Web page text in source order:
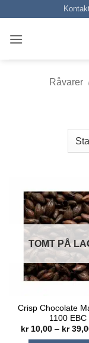
content
Råvarer
TOMT PÅ
Crisp Chocolate
1100 EBC
kr10,00 – kr